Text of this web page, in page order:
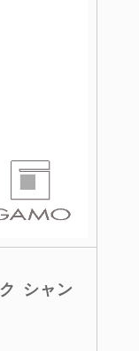
シャン